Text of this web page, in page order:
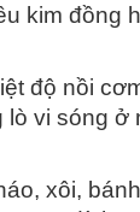
kim đồng
độ nồi
vi sóng ở
xôi,